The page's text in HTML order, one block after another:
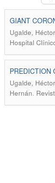
GIANT
Ugalde,
Hospital
PREDICTION
Ugalde,
Hernán.